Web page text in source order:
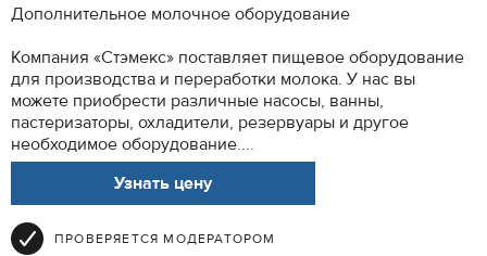
Дополнительное молочное оборудование
Компания «Стэмекс» поставляет пищевое оборудование
для производства и переработки молока. У нас вы
можете приобрести различные насосы, ванны,
пастеризаторы, охладители, резервуары и другое
необходимое оборудование....
Узнать цену
ПРОВЕРЯЕТСЯ МОДЕРАТОРОМ